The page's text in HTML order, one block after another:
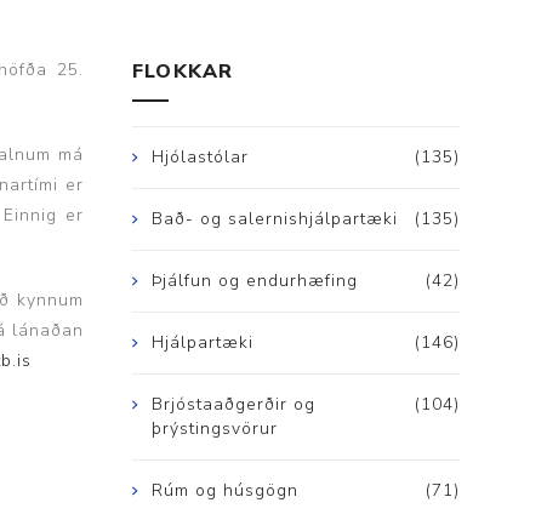
Rekstrarvörur
meðferðarbekkir
25.
má
er
Einnig er
kynnum
lánaðan
FLOKKAR
(135)
Hjólastólar
(135)
Bað- og salernishjálpartæki
(42)
Þjálfun og endurhæfing
(146)
Hjálpartæki
(104)
Brjóstaaðgerðir og
þrýstingsvörur
(71)
Rúm og húsgögn